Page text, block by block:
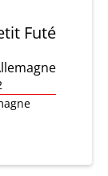
Futé